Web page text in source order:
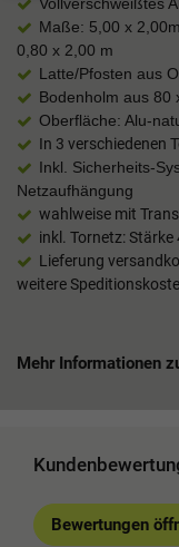
Maße: 5,00 x
0,80 x 2,00 m
Latte/Pfosten aus
Bodenholm aus 80
Oberfläche: Alu-
In 3 verschiedenen
Inkl. Sicherheits-
Netzaufhängung
wahlweise mit
inkl. Tornetz:
Lieferung
weitere
Mehr Informationen
Bewertungen